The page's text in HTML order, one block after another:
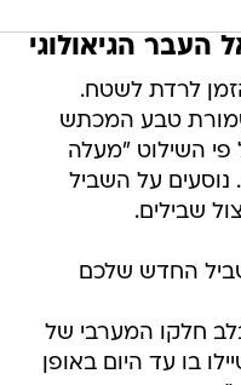
העבר הגיאולוגי
לרדת לשטח.
לתוך שמורת טבע המכתש
סימני הק"מ 9-8, על פי השילוט "מעלה
נוסעים על השביל
שבילים.
החדש שלכם
חלקו המערבי של
בו עד היום באופן